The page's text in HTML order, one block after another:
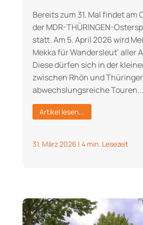
Bereits zum 31. Mal findet am
der MDR-THÜRINGEN-
statt. Am 5. April 2026 wird
Mekka für Wandersleut‘ aller
Diese dürfen sich in der
zwischen Rhön und
abwechslungsreiche Touren...
Artikel lesen...
31. März 2026 | 4 min. Lesezeit